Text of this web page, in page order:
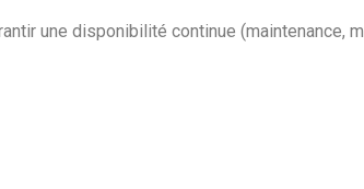
une disponibilité continue (maintenance,